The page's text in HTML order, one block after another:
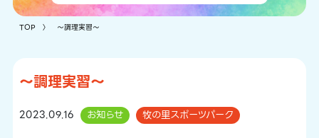
TOP 〉 ～調理実習～
～調理実習～
2023.09.16 お知らせ 牧の里スポーツパーク